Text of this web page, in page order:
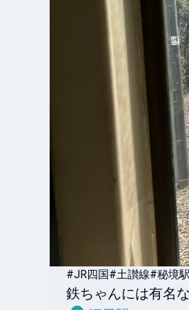
#JR四国#土讃線#秘境駅
鉄ちゃんには有名